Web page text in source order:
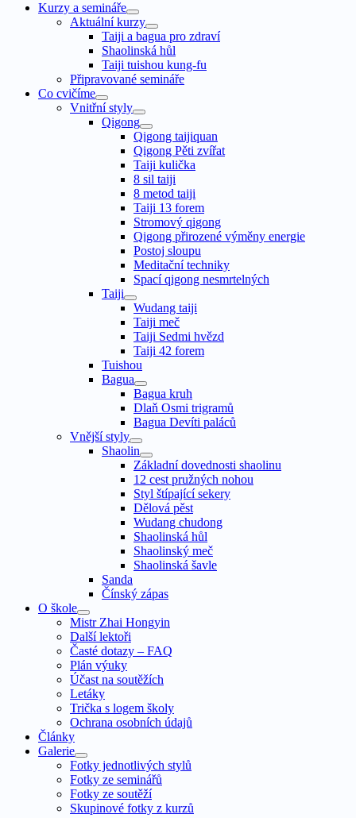
Kurzy a semináře
Aktuální kurzy
Taiji a bagua pro zdraví
Shaolinská hůl
Taiji tuishou kung-fu
Připravované semináře
Co cvičíme
Vnitřní styly
Qigong
Qigong taijiquan
Qigong Pěti zvířat
Taiji kulička
8 sil taiji
8 metod taiji
Taiji 13 forem
Stromový qigong
Qigong přirozené výměny energie
Postoj sloupu
Meditační techniky
Spací qigong nesmrtelných
Taiji
Wudang taiji
Taiji meč
Taiji Sedmi hvězd
Taiji 42 forem
Tuishou
Bagua
Bagua kruh
Dlaň Osmi trigramů
Bagua Devíti paláců
Vnější styly
Shaolin
Základní dovednosti shaolinu
12 cest pružných nohou
Styl štípající sekery
Dělová pěst
Wudang chudong
Shaolinská hůl
Shaolinský meč
Shaolinská šavle
Sanda
Čínský zápas
O škole
Mistr Zhai Hongyin
Další lektoři
Časté dotazy – FAQ
Plán výuky
Účast na soutěžích
Letáky
Trička s logem školy
Ochrana osobních údajů
Články
Galerie
Fotky jednotlivých stylů
Fotky ze seminářů
Fotky ze soutěží
Skupinové fotky z kurzů